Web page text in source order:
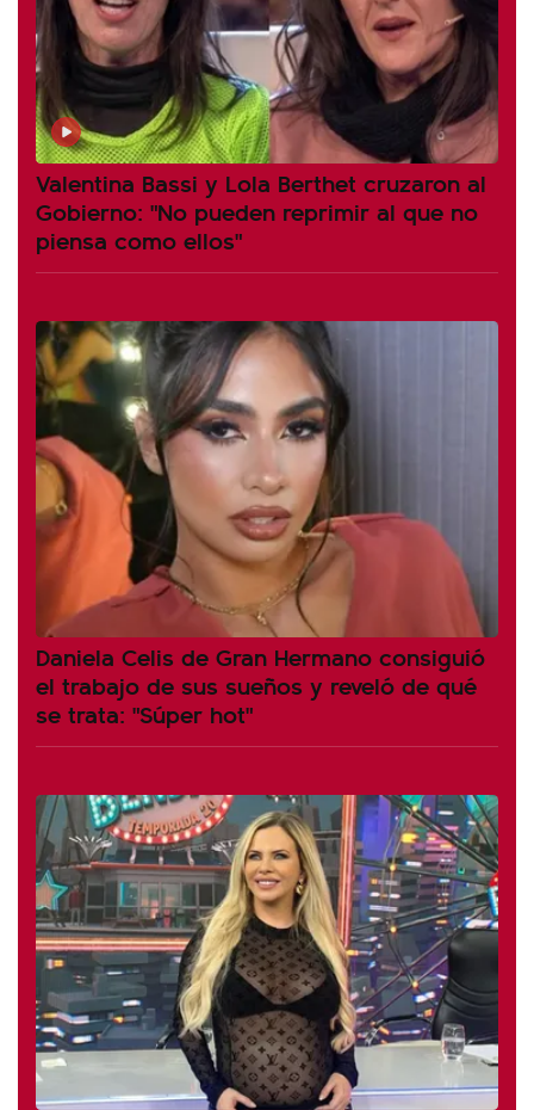
Valentina Bassi y Lola Berthet cruzaron al
Gobierno: "No pueden reprimir al que no
piensa como ellos"
Daniela Celis de Gran Hermano consiguió
el trabajo de sus sueños y reveló de qué
se trata: "Súper hot"